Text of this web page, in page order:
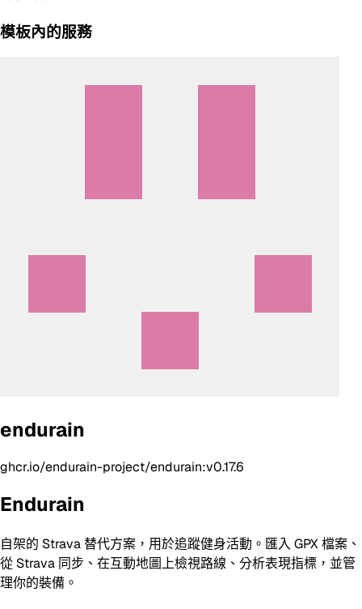
模板內的服務
endurain
ghcr.io/endurain-project/endurain:v0.17.6
Endurain
自架的 Strava 替代方案，用於追蹤健身活動。匯入 GPX 檔案、
從 Strava 同步、在互動地圖上檢視路線、分析表現指標，並管
理你的裝備。